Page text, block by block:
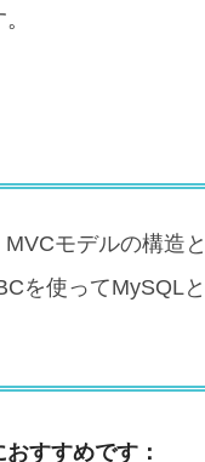
MVCモデルの構造
を使ってMySQL
すすめです：